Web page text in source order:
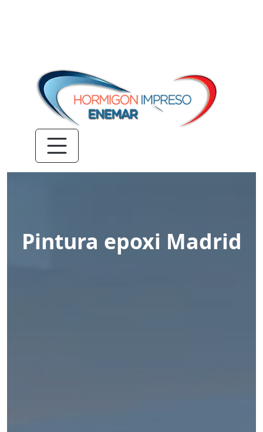
Pintura epoxi Madrid